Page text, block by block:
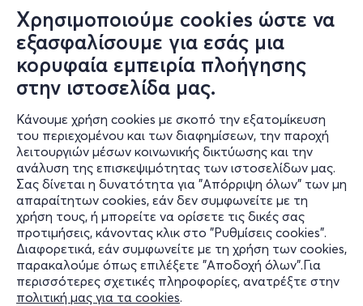
Χρησιμοποιούμε cookies ώστε να
εξασφαλίσουμε για εσάς μια
κορυφαία εμπειρία πλοήγησης
στην ιστοσελίδα μας.
Κάνουμε χρήση cookies με σκοπό την εξατομίκευση
του περιεχομένου και των διαφημίσεων, την παροχή
λειτουργιών μέσων κοινωνικής δικτύωσης και την
ανάλυση της επισκεψιμότητας των ιστοσελίδων μας.
Σας δίνεται η δυνατότητα για "Απόρριψη όλων" των μη
απαραίτητων cookies, εάν δεν συμφωνείτε με τη
χρήση τους, ή μπορείτε να ορίσετε τις δικές σας
προτιμήσεις, κάνοντας κλικ στο "Ρυθμίσεις cookies".
Διαφορετικά, εάν συμφωνείτε με τη χρήση των cookies,
παρακαλούμε όπως επιλέξετε "Αποδοχή όλων".Για
περισσότερες σχετικές πληροφορίες, ανατρέξτε στην
πολιτική μας για τα cookies.
Πληροφορίες
Υποστήριξη
Stay Connected